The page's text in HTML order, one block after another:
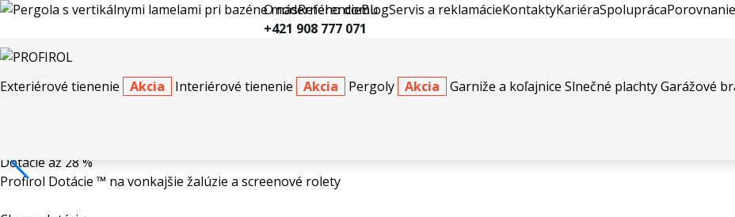
O násReferencieBlogServis a reklamácieKontaktyKariéraSpolupráca
+421 908 777 071
Exteriérové tienenie
Akcia Interiérové tienenie Akcia Pergoly Akcia Garniže a koľajnice Slnečné plachtyGarážové
Dotácie až 28 %
Profirol Dotácie ™ na vonkajšie žalúzie a screenové rolety